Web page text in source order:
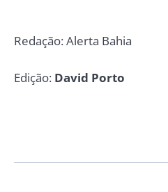
Redação: Alerta Bahia
Edição: David Porto